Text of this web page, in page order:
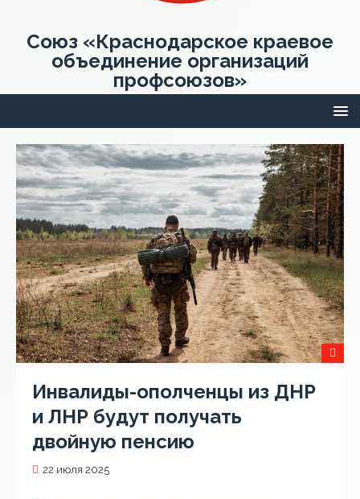
Союз «Краснодарское краевое
объединение организаций
профсоюзов»
Инвалиды-ополченцы из ДНР
и ЛНР будут получать
двойную пенсию
22 июля 2025